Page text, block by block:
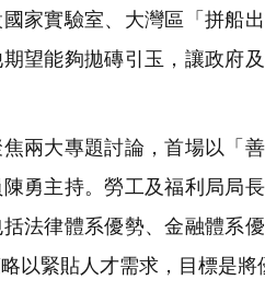
家實驗室、大灣區「拼船
望能夠拋磚引玉，讓政府
兩大專題討論，首場以「
勇主持。勞工及福利局局
法律體系優勢、金融體系
以緊貼人才需求，目標是將